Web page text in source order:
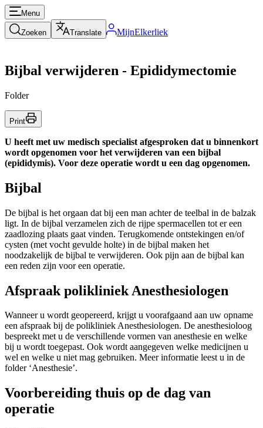
Menu
Zoeken Translate MijnElkerliek
Bijbal verwijderen - Epididymectomie
Folder
Print
U heeft met uw medisch specialist afgesproken dat u binnenkort
wordt opgenomen voor het verwijderen van een bijbal
(epididymis). Voor deze operatie wordt u een dag opgenomen.
Bijbal
De bijbal is het orgaan dat bij een man achter de teelbal in de balzak
ligt. In de bijbal verzamelen zich de rijpe spermacellen tot er een
zaadlozing plaats gaat vinden. Terugkomende ontstekingen en/of
cysten (met vocht gevulde holte) in de bijbal maken het
noodzakelijk de bijbal te verwijderen. Ook pijn aan de bijbal kan
een reden zijn voor een operatie.
Afspraak polikliniek Anesthesiologen
Wanneer u wordt geopereerd, krijgt u voorafgaand aan uw opname
een afspraak bij de polikliniek Anesthesiologen. De anesthesioloog
bespreekt met u de verschillende vormen van anesthesie en welke
bij u wordt toegepast. Ook wordt aangegeven welke medicijnen u
wel en welke u niet mag gebruiken. Meer informatie leest u in de
folder ‘Anesthesie’.
Voorbereiding thuis op de dag van
operatie